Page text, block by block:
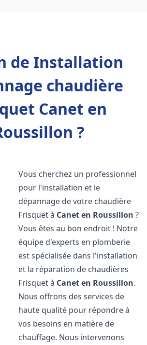
de Installation
chaudière
Canet en
?
Vous cherchez un professionnel
pour l'installation et le
dépannage de votre chaudière
Frisquet à Canet en Roussillon ?
Vous êtes au bon endroit ! Notre
équipe d'experts en plomberie
est spécialisée dans l'installation
et la réparation de chaudières
Frisquet à Canet en Roussillon.
Nous offrons des services de
haute qualité pour répondre à
vos besoins en matière de
chauffage. Nous intervenons